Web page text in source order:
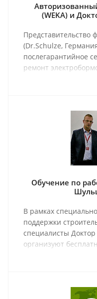
(WEKA) и
(Dr.Schulze,
послегарантийное
ремонт
Обучение по
В рамках
поддержки
специалисты
организуют